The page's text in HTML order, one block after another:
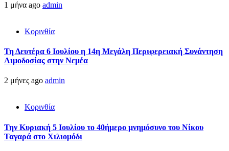
1 μήνα ago admin
Κορινθία
Τη Δευτέρα 6 Ιουλίου η 14η Μεγάλη Περιφερειακή Συνάντηση
Αιμοδοσίας στην Νεμέα
2 μήνες ago admin
Κορινθία
Την Κυριακή 5 Ιουλίου το 40ήμερο μνημόσυνο του Νίκου
Ταγαρά στο Χιλιομόδι